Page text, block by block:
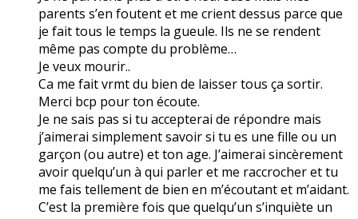
parents s’en foutent et me crient dessus parce que
je fait tous le temps la gueule. Ils ne se rendent
même pas compte du problème…
Je veux mourir..
Ca me fait vrmt du bien de laisser tous ça sortir.
Merci bcp pour ton écoute.
Je ne sais pas si tu accepterai de répondre mais
j’aimerai simplement savoir si tu es une fille ou un
garçon (ou autre) et ton age. J’aimerai sincèrement
avoir quelqu’un à qui parler et me raccrocher et tu
me fais tellement de bien en m’écoutant et m’aidant.
C’est la première fois que quelqu’un s’inquiète un